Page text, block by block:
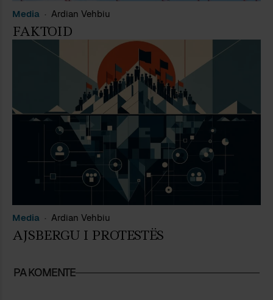
Media Ardian Vehbiu
FAKTOID
Media Ardian Vehbiu
AJSBERGU I PROTESTËS
PA KOMENTE